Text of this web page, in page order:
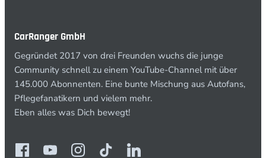
CarRanger GmbH
Gegründet 2017 von drei Freunden wuchs die junge
Community schnell zu einem YouTube-Channel mit über
145.000 Abonnenten. Eine bunte Mischung aus Autofans,
Pflegefanatikern und vielem mehr.
Eben alles was Dich bewegt!